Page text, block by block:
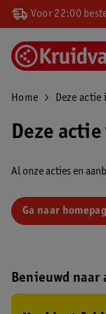
Voor 22:00
Home Deze actie
Deze
Al onze acties en
Ga naar
Benieuwd naar